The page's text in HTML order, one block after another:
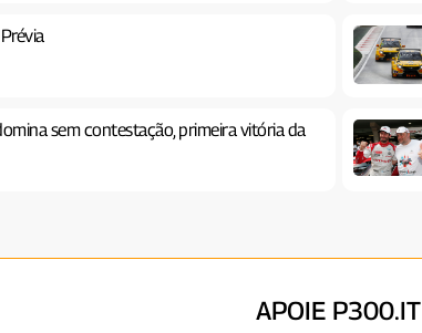
sem contestação, primeira vitória da
APOIE P300.IT